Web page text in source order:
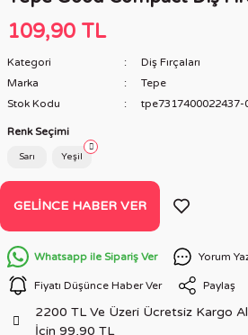
109,90 TL
Kategori
Diş Fırçaları
Marka
Tepe
Stok Kodu
tpe7317400022437-
Renk Seçimi
Sarı Yeşil
GELINCE HABER VER
Whatsapp ile Sipariş Ver Yorum
Fiyatı Düşünce Haber Ver Paylaş
2200 TL Ve Üzeri Ücretsiz Kargo
İçin 99,90 TL